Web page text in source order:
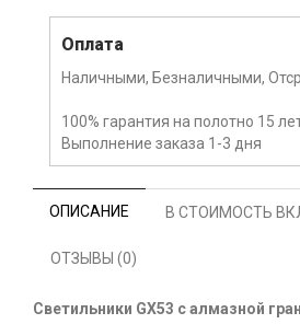
Оплата
Наличными, Безналичными,
100% гарантия на полотно 15
Выполнение заказа 1-3 дня
ОПИСАНИЕ В СТОИМОСТЬ
ОТЗЫВЫ (0)
Светильники GX53 с алмазной